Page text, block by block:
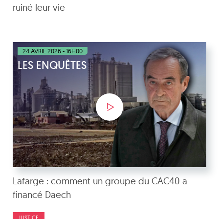
ruiné leur vie
24 AVRIL 2026 - 16H00
LES ENQUÊTES
Lafarge : comment un groupe du CAC40 a
financé Daech